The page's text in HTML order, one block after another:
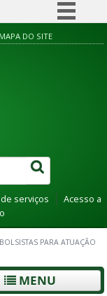
MAPA DO SITE
serviços
Acesso a
PARA ATUAÇÃO
MENU